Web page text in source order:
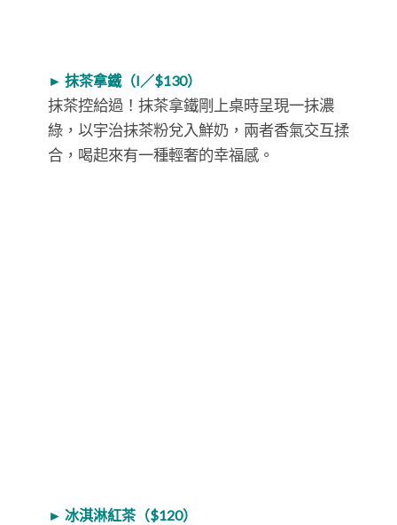
► 抹茶拿鐵（I／$130）
抹茶控給過！抹茶拿鐵剛上桌時呈現一抹濃
綠，以宇治抹茶粉兌入鮮奶，兩者香氣交互揉
合，喝起來有一種輕奢的幸福感。